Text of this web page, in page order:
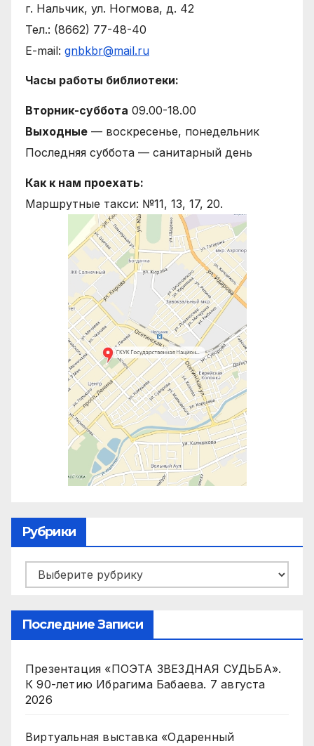
г. Нальчик, ул. Ногмова, д. 42
Тел.: (8662) 77-48-40
E-mail: gnbkbr@mail.ru
Часы работы библиотеки:
Вторник-суббота 09.00-18.00
Выходные — воскресенье, понедельник
Последняя суббота — санитарный день
Как к нам проехать:
Маршрутные такси: №11, 13, 17, 20.
Рубрики
Рубрики
Последние Записи
Презентация «ПОЭТА ЗВЕЗДНАЯ СУДЬБА».
К 90-летию Ибрагима Бабаева. 7 августа
2026
Виртуальная выставка «Одаренный